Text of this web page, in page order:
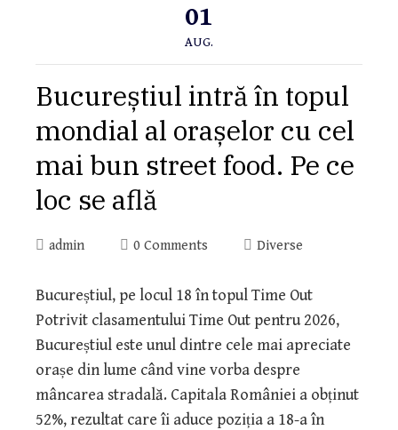
01
AUG.
Bucureștiul intră în topul
mondial al orașelor cu cel
mai bun street food. Pe ce
loc se află
admin 0 Comments Diverse
Bucureștiul, pe locul 18 în topul Time Out
Potrivit clasamentului Time Out pentru 2026,
Bucureștiul este unul dintre cele mai apreciate
orașe din lume când vine vorba despre
mâncarea stradală. Capitala României a obținut
52%, rezultat care îi aduce poziția a 18-a în